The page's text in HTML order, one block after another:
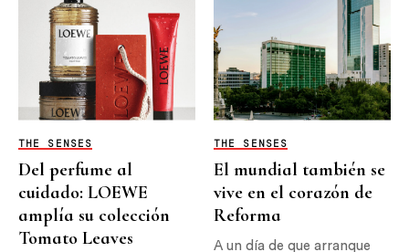
THE SENSES
Del perfume al
cuidado: LOEWE
amplía su colección
Tomato Leaves
THE SENSES
El mundial también se
vive en el corazón de
Reforma
A un día de que arranque